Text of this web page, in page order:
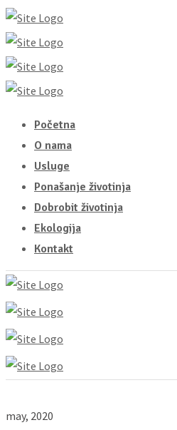
Početna
O nama
Usluge
Ponašanje životinja
Dobrobit životinja
Ekologija
Kontakt
may, 2020